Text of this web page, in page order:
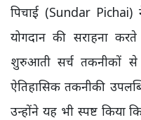
पिचाई (Sundar
योगदान की सराहना
शुरुआती सर्च
ऐतिहासिक तकनीकी
उन्होंने यह भी स्पष्ट